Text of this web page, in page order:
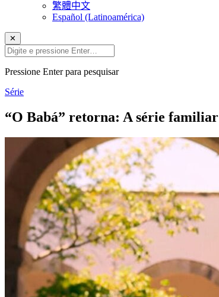
繁體中文
Español (Latinoamérica)
✕
Pressione Enter para pesquisar
Série
“O Babá” retorna: A série